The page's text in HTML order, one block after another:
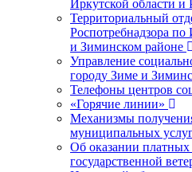
Иркутской области и
Территориальный
Роспотребнадзора по
и Зиминском районе
Управление
городу Зиме и
Телефоны центров
«Горячие линии»
Механизмы
муниципальных
Об оказании
государственной